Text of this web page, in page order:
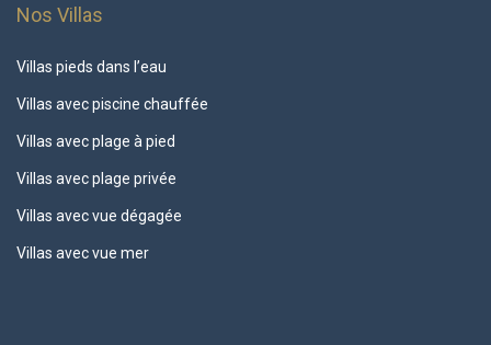
Nos Villas
Villas pieds dans l’eau
Villas avec piscine chauffée
Villas avec plage à pied
Villas avec plage privée
Villas avec vue dégagée
Villas avec vue mer